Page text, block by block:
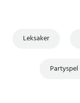
Leksaker
Partyspel